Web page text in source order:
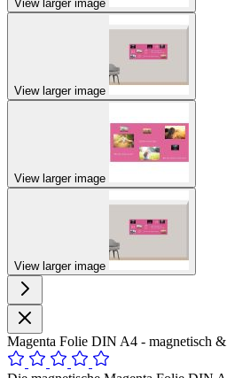
View larger image
View larger image
View larger image
View larger image
Magenta Folie DIN A4 - magnetisch &